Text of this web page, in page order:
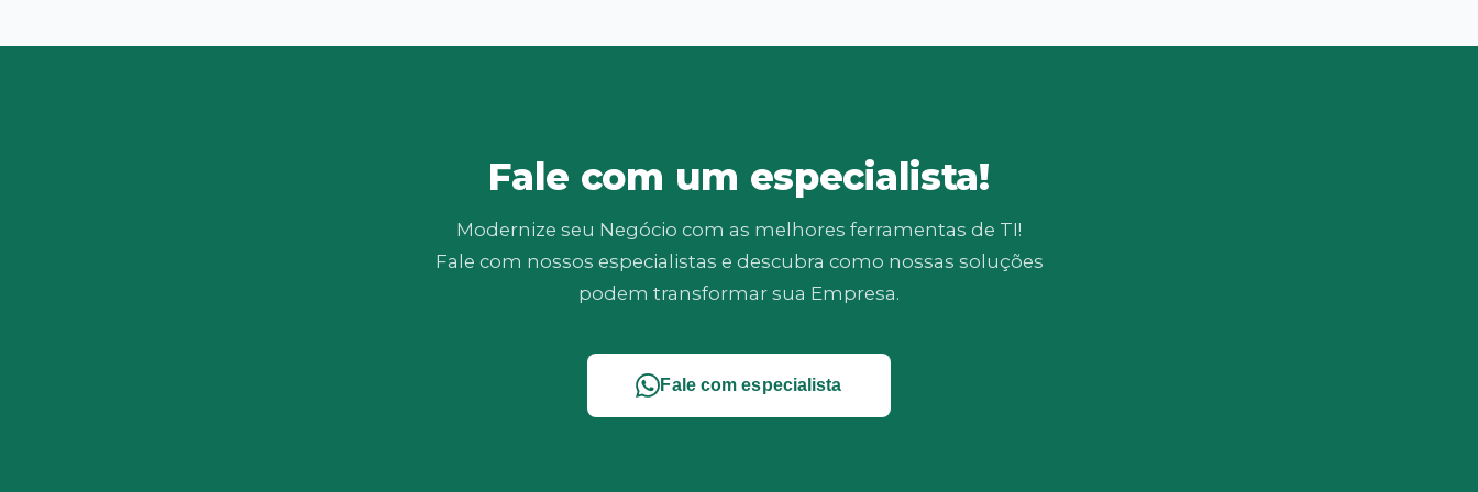
Fale com um especialista!
Modernize seu Negócio com as melhores ferramentas de TI!
Fale com nossos especialistas e descubra como nossas soluções
podem transformar sua Empresa.
Fale com especialista